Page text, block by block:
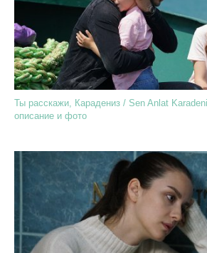
Ты расскажи, Карадениз / Sen Anlat
описание и фото